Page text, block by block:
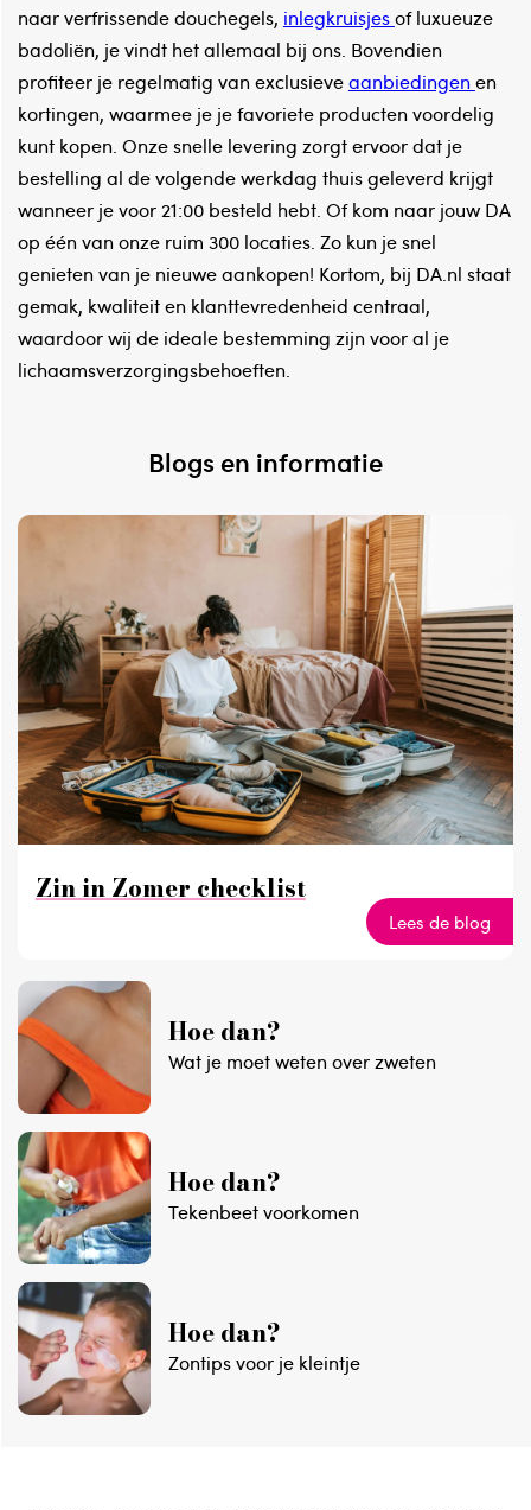
naar verfrissende douchegels, inlegkruisjesof luxueuze
badoliën, je vindt het allemaal bij ons. Bovendien
profiteer je regelmatig van exclusieveaanbiedingenen
kortingen, waarmee je je favoriete producten voordelig
kunt kopen. Onze snelle levering zorgt ervoor dat je
bestelling al de volgende werkdag thuis geleverd krijgt
wanneer je voor 21:00 besteld hebt. Of kom naar jouw DA
op één van onze ruim 300 locaties. Zo kun je snel
genieten van je nieuwe aankopen! Kortom, bij DA.nl staat
gemak, kwaliteit en klanttevredenheid centraal,
waardoor wij de ideale bestemming zijn voor al je
lichaamsverzorgingsbehoeften.
Blogs en informatie
Zin in Zomer checklist
Lees de blog
Hoe dan?
Wat je moet weten over zweten
Hoe dan?
Tekenbeet voorkomen
Hoe dan?
Zontips voor je kleintje